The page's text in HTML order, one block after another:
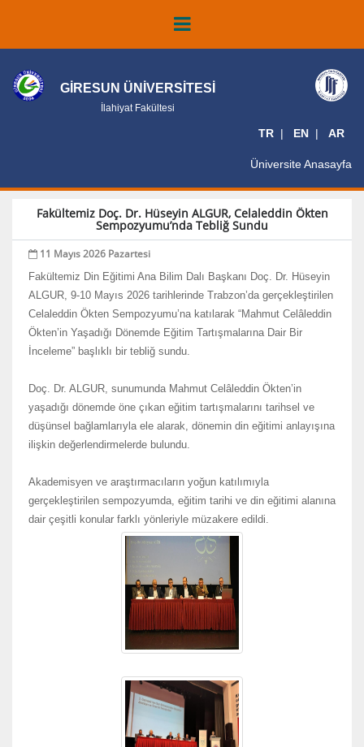
GİRESUN ÜNİVERSİTESİ
İlahiyat Fakültesi
TR EN AR
Üniversite Anasayfa
Fakültemiz Doç. Dr. Hüseyin ALGUR, Celaleddin Ökten
Sempozyumu’nda Tebliğ Sundu
11 Mayıs 2026 Pazartesi
Fakültemiz Din Eğitimi Ana Bilim Dalı Başkanı Doç. Dr. Hüseyin
ALGUR, 9-10 Mayıs 2026 tarihlerinde Trabzon’da gerçekleştirilen
Celaleddin Ökten Sempozyumu’na katılarak “Mahmut Celâleddin
Ökten’in Yaşadığı Dönemde Eğitim Tartışmalarına Dair Bir
İnceleme” başlıklı bir tebliğ sundu.
Doç. Dr. ALGUR, sunumunda Mahmut Celâleddin Ökten’in
yaşadığı dönemde öne çıkan eğitim tartışmalarını tarihsel ve
düşünsel bağlamlarıyla ele alarak, dönemin din eğitimi anlayışına
ilişkin değerlendirmelerde bulundu.
Akademisyen ve araştırmacıların yoğun katılımıyla
gerçekleştirilen sempozyumda, eğitim tarihi ve din eğitimi alanına
dair çeşitli konular farklı yönleriyle müzakere edildi.